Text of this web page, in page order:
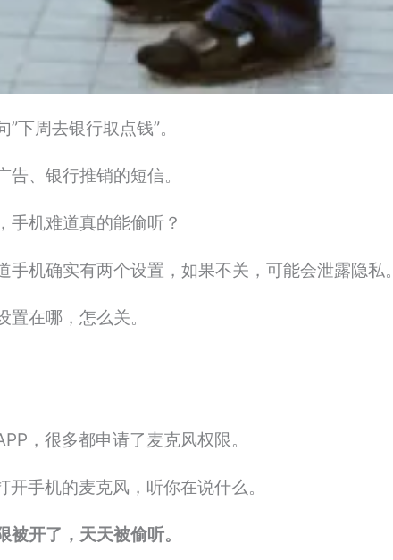
下周去银行取点钱”。
、银行推销的短信。
手机难道真的能偷听？
机确实有两个设置，如果不关，可能会泄露隐私。
在哪，怎么关。
，很多都申请了麦克风权限。
手机的麦克风，听你在说什么。
开了，天天被偷听。